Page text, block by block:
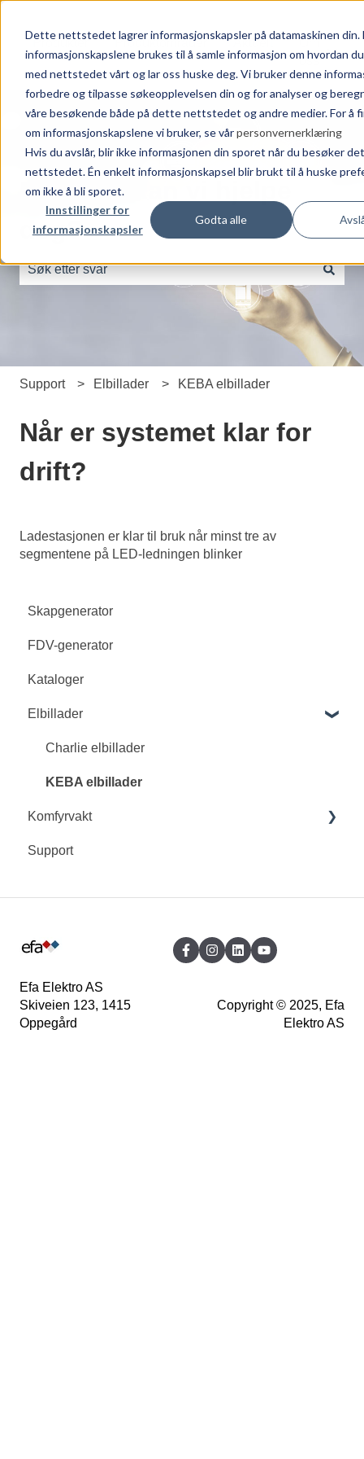
Dette nettstedet lagrer informasjonskapsler på datamaskinen din.
informasjonskapslene brukes til å samle informasjon om hvordan
med nettstedet vårt og lar oss huske deg. Vi bruker denne
forbedre og tilpasse søkeopplevelsen din og for analyser og
våre besøkende både på dette nettstedet og andre medier. For å
om informasjonskapslene vi bruker, se vårpersonvernerklæring
Hvis du avslår, blir ikke informasjonen din sporet når du besøker
nettstedet. Én enkelt informasjonskapsel blir brukt til å huske
om ikke å bli sporet.
Innstillinger for
informasjonskapsler
Godta alle
Produkter Produktområder Aktuelt
Om
oss
Vis
Hvordan kan vi hjelpe
deg?
Det finnes ingen forslag fordi søkefeltet er tomt.
Support Elbillader KEBA elbillader
Når er systemet klar for
drift?
Ladestasjonen er klar til bruk når minst tre av
segmentene på LED-ledningen blinker
Skapgenerator
FDV-generator
Kataloger
Elbillader
Charlie elbillader
KEBA elbillader
Komfyrvakt
Innohome EVO komfyrvakt
Innohome SGK510
Innohome SGK500
Innohome SGK300
Support
Efa Elektro AS
Skiveien 123, 1415
Oppegård
Copyright © 2025, Efa
Elektro AS